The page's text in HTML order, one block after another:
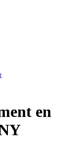
en